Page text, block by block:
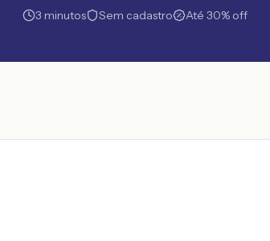
3 minutos Sem cadastro Até 30% off